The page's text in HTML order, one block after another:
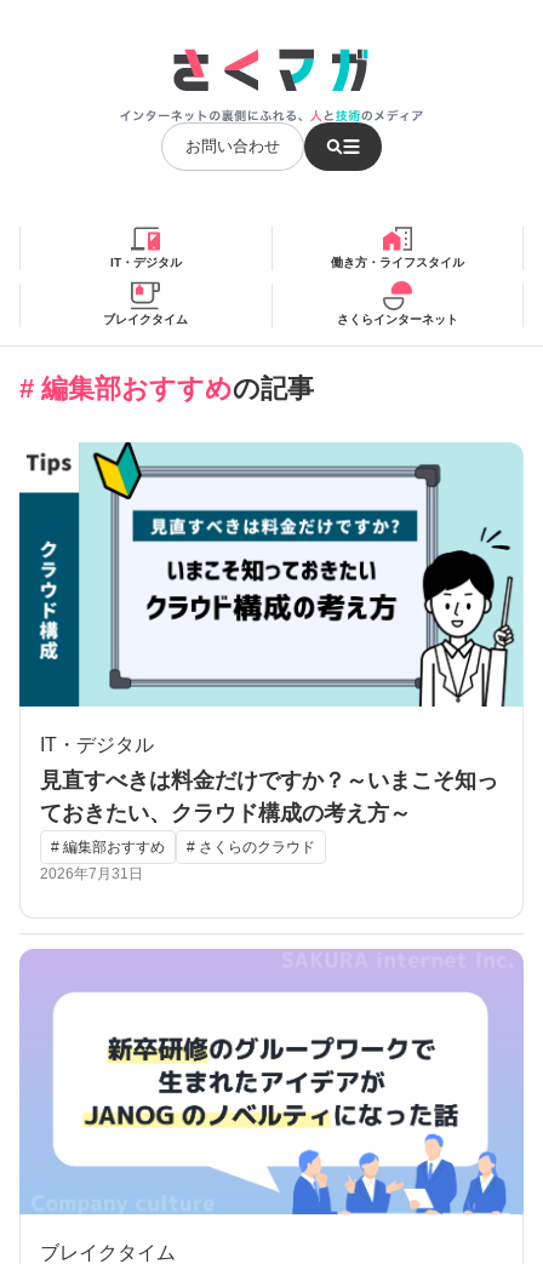
お問い合わせ
IT・デジタル 働き方・ライフスタイル
ブレイクタイム さくらインターネット
# 編集部おすすめの記事
IT・デジタル
見直すべきは料金だけですか？～いまこそ知っ
ておきたい、クラウド構成の考え方～
# 編集部おすすめ
# さくらのクラウド
2026年7月31日
ブレイクタイム